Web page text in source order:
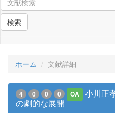
検索
ホーム 文献詳細
4 0 0 0 OA
小川正
の劇的な展開